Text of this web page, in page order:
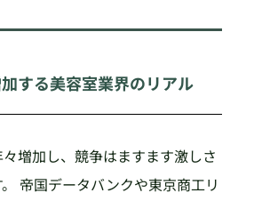
する美容室業界のリアル
増加し、競争はますます激しさ
帝国データバンクや東京商工リ